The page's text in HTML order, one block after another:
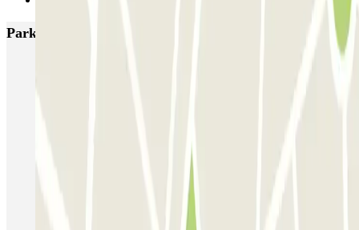
Parkings más valorados en Róterdam
ParkBee Tiendplein
Q-Park Weena